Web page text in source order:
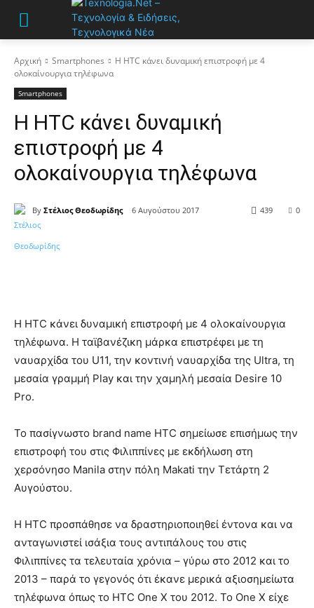
Αρχική Smartphones
Η HTC κάνει δυναμική επιστροφή με 4
ολοκαίνουργια τηλέφωνα
Smartphones
Η HTC κάνει δυναμική
επιστροφή με 4
ολοκαίνουργια τηλέφωνα
By Στέλιος Θεοδωρίδης 6 Αυγούστου 2017 0
439
Η HTC κάνει δυναμική επιστροφή με 4 ολοκαίνουργια
τηλέφωνα. Η ταϊβανέζικη μάρκα επιστρέφει με τη
ναυαρχίδα του U11, την κοντινή ναυαρχίδα της Ultra, τη
μεσαία γραμμή Play και την χαμηλή μεσαία Desire 10
Pro.
Το πασίγνωστο brand name HTC σημείωσε επισήμως την
επιστροφή του στις Φιλιππίνες με εκδήλωση στη
χερσόνησο Manila στην πόλη Makati την Τετάρτη 2
Αυγούστου.
Η HTC προσπάθησε να δραστηριοποιηθεί έντονα και να
ανταγωνιστεί ισάξια τους αντιπάλους του στις
Φιλιππίνες τα τελευταία χρόνια – γύρω στο 2012 και το
2013 – παρά το γεγονός ότι έκανε μερικά αξιοσημείωτα
τηλέφωνα όπως το HTC One X του 2012. Το One X είχε